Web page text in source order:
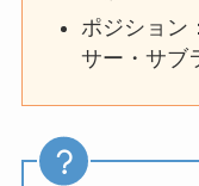
ポジション
サー・サブ